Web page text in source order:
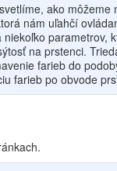
ako môžeme
nám uľahčí
niekoľko parametrov,
na prstenci.
farieb do
farieb po obvode